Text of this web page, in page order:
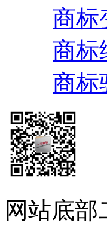
商标
商标
商标
网站底部